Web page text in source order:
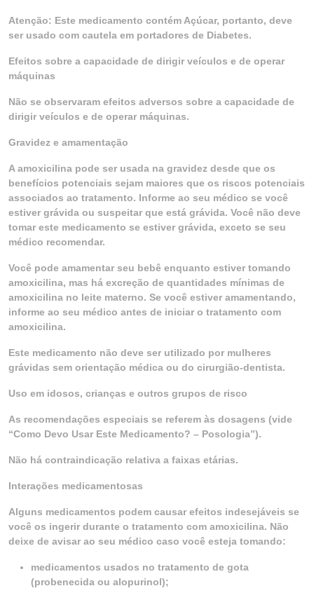
Atenção: Este medicamento contém Açúcar, portanto, deve
ser usado com cautela em portadores de Diabetes.
Efeitos sobre a capacidade de dirigir veículos e de operar
máquinas
Não se observaram efeitos adversos sobre a capacidade de
dirigir veículos e de operar máquinas.
Gravidez e amamentação
A amoxicilina pode ser usada na gravidez desde que os
benefícios potenciais sejam maiores que os riscos potenciais
associados ao tratamento. Informe ao seu médico se você
estiver grávida ou suspeitar que está grávida. Você não deve
tomar este medicamento se estiver grávida, exceto se seu
médico recomendar.
Você pode amamentar seu bebê enquanto estiver tomando
amoxicilina, mas há excreção de quantidades mínimas de
amoxicilina no leite materno. Se você estiver amamentando,
informe ao seu médico antes de iniciar o tratamento com
amoxicilina.
Este medicamento não deve ser utilizado por mulheres
grávidas sem orientação médica ou do cirurgião-dentista.
Uso em idosos, crianças e outros grupos de risco
As recomendações especiais se referem às dosagens (vide
“Como Devo Usar Este Medicamento? – Posologia”).
Não há contraindicação relativa a faixas etárias.
Interações medicamentosas
Alguns medicamentos podem causar efeitos indesejáveis se
você os ingerir durante o tratamento com amoxicilina. Não
deixe de avisar ao seu médico caso você esteja tomando:
medicamentos usados no tratamento de gota
(probenecida ou alopurinol);